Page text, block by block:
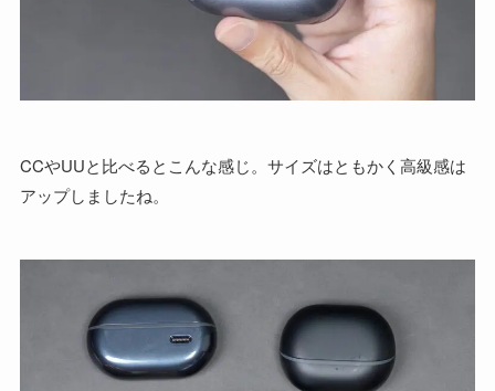
CCやUUと比べるとこんな感じ。サイズはともかく高級感は
アップしましたね。